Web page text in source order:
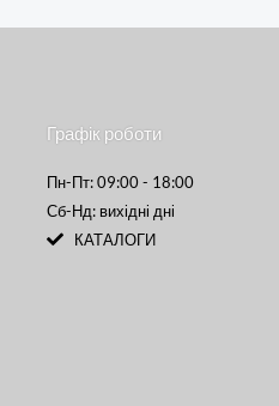
Графік роботи
Пн-Пт: 09:00 - 18:00
Сб-Нд: вихідні дні
КАТАЛОГИ